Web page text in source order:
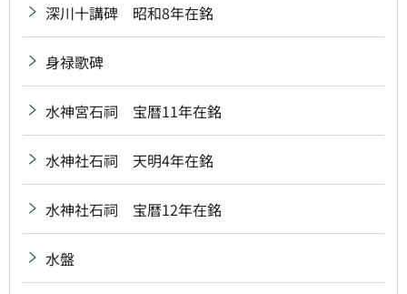
深川十講碑 昭和8年在銘
身禄歌碑
水神宮石祠 宝暦11年在銘
水神社石祠 天明4年在銘
水神社石祠 宝暦12年在銘
水盤